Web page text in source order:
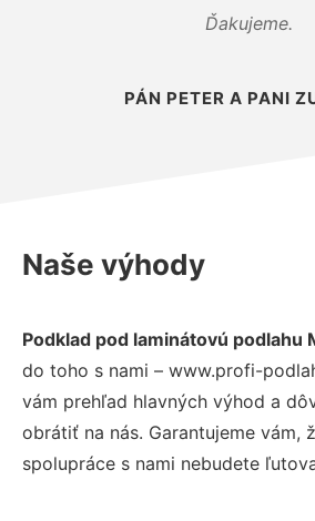
Ďakujeme.
PÁN PETER A PANI
Naše výhody
Podklad pod laminátovú podlahu
do toho s nami – www.profi-
vám prehľad hlavných výhod a
obrátiť na nás. Garantujeme vám,
spolupráce s nami nebudete